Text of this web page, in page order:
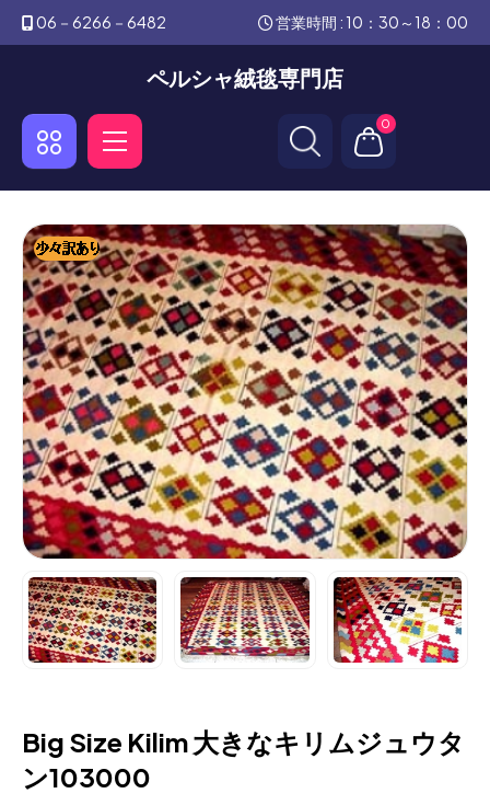
06－6266－6482 営業時間 : 10：30～18：00
ペルシャ絨毯専門店
0
Big Size Kilim 大きなキリムジュウタ
ン103000